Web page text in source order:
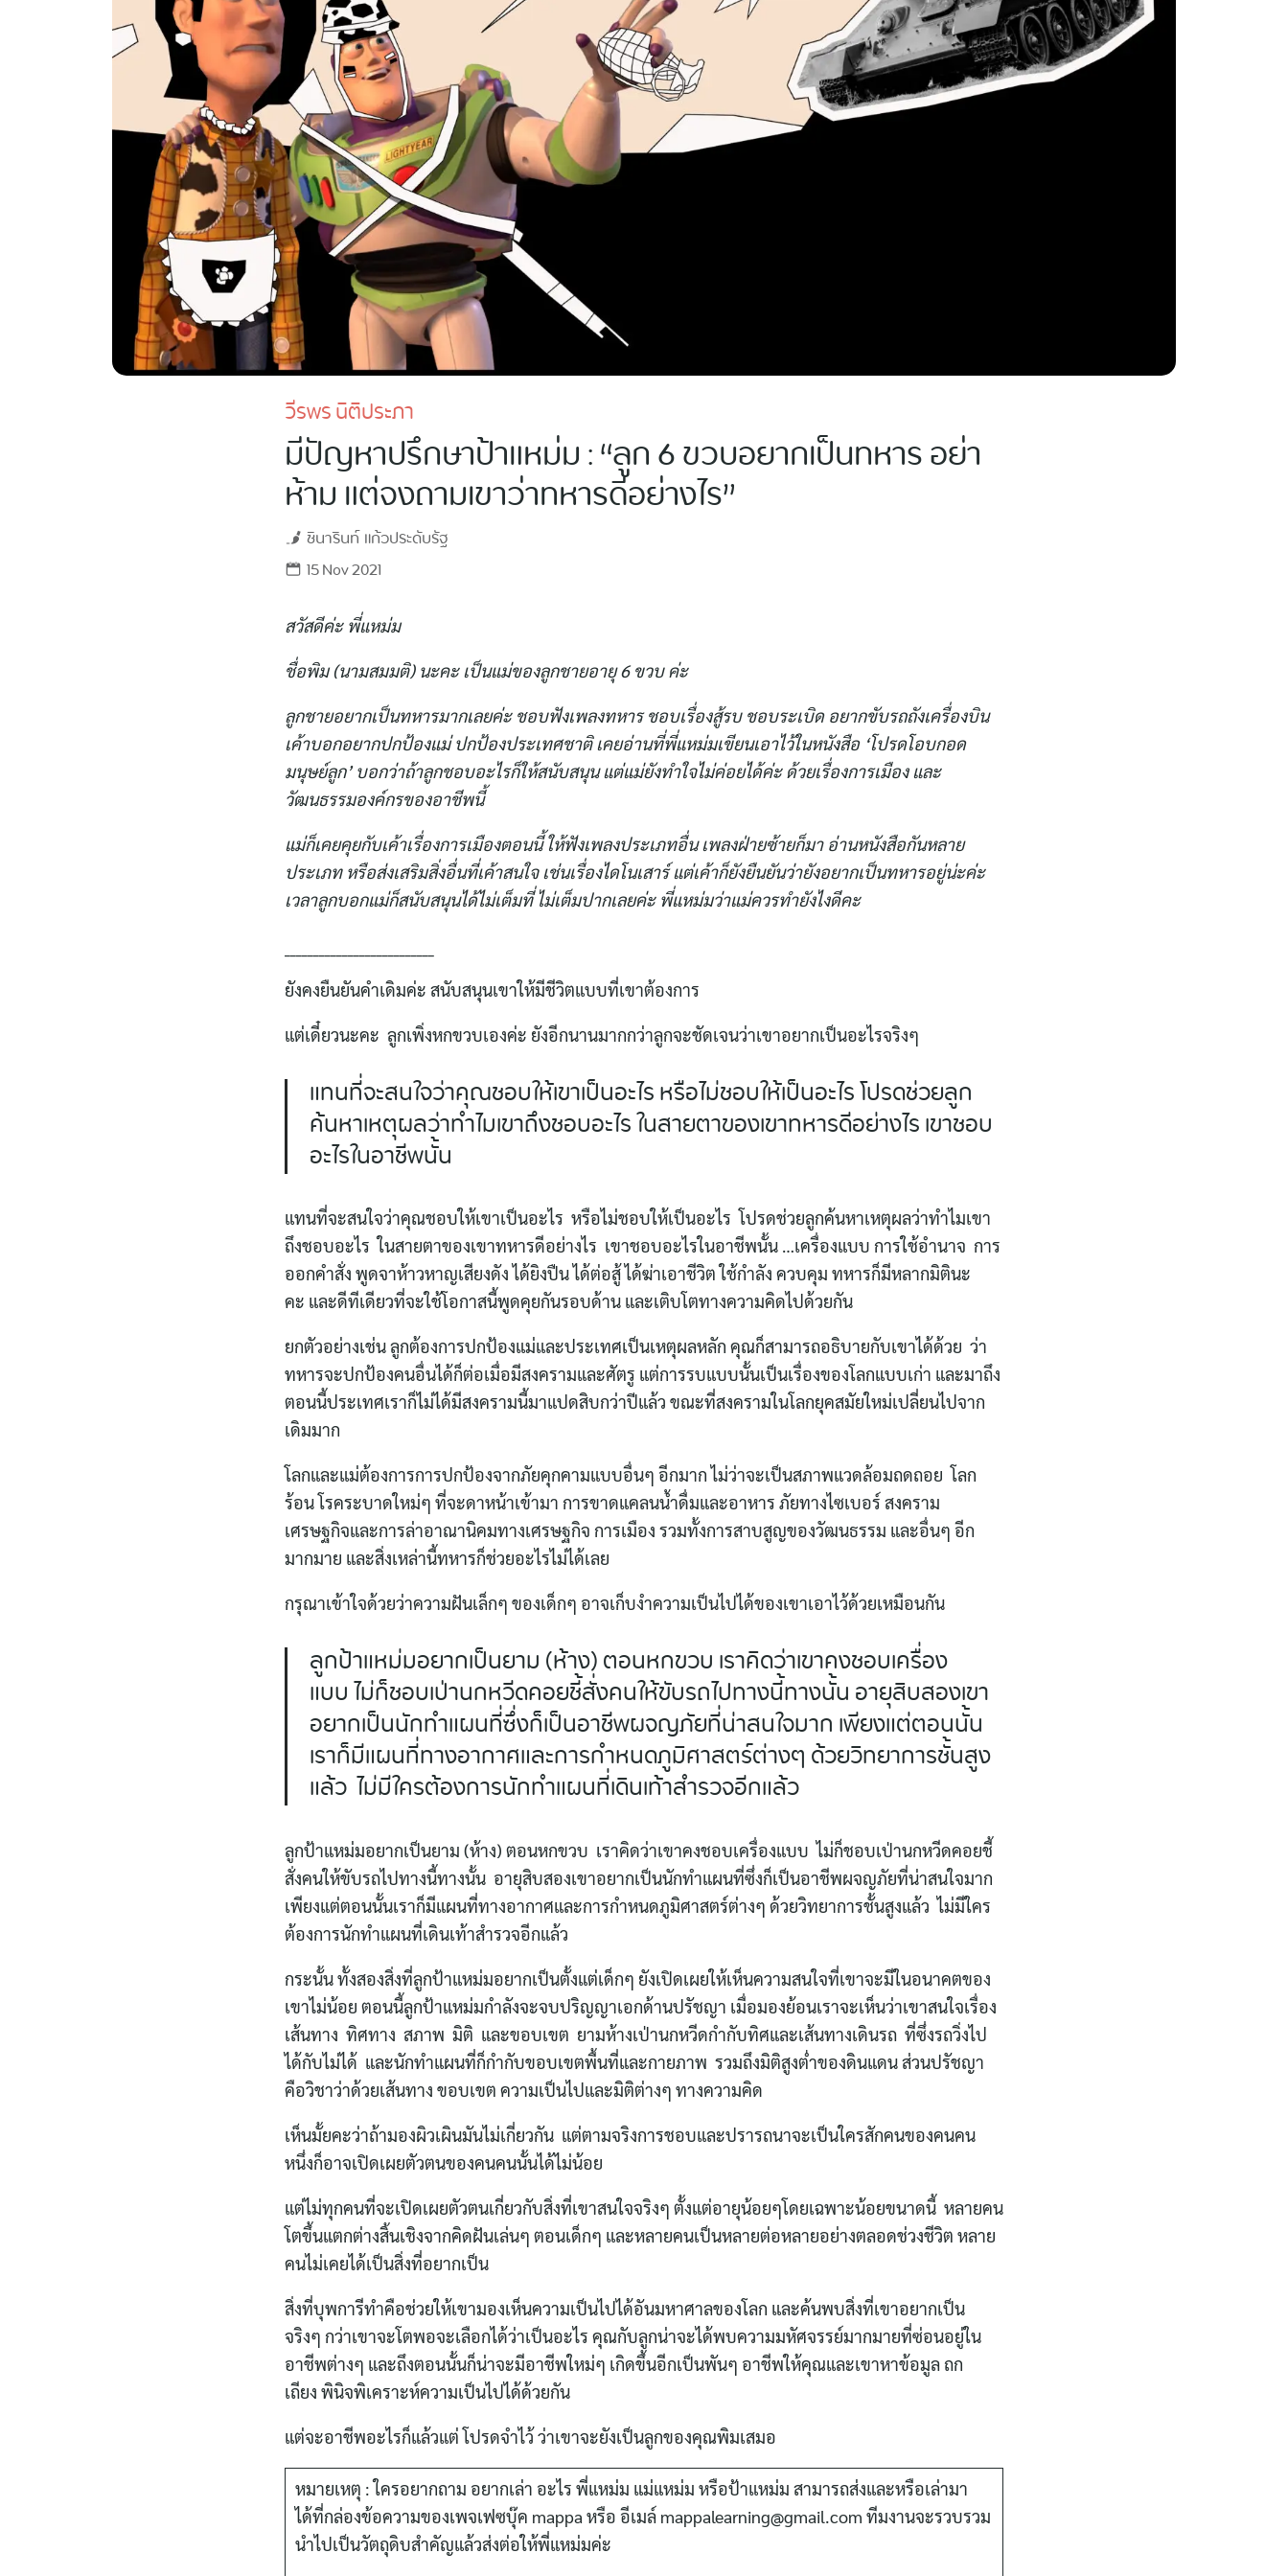
for:
วีรพร นิติประภา
มีปัญหาปรึกษาป้าแหม่ม : “ลูก 6 ขวบอยากเป็นทหาร อย่า
ห้าม แต่จงถามเขาว่าทหารดีอย่างไร”
ชินารินท์แก้วประดับรัฐ
15 Nov 2021
สวัสดีค่ะ พี่แหม่ม
ชื่อพิม (นามสมมติ) นะคะ เป็นแม่ของลูกชายอายุ 6 ขวบ ค่ะ
ลูกชายอยากเป็นทหารมากเลยค่ะ ชอบฟังเพลงทหาร ชอบเรื่องสู้รบ ชอบระเบิด อยากขับรถถังเครื่องบิน
เค้าบอกอยากปกป้องแม่ ปกป้องประเทศชาติ เคยอ่านที่พี่แหม่มเขียนเอาไว้ในหนังสือ ‘โปรดโอบกอด
มนุษย์ลูก’ บอกว่าถ้าลูกชอบอะไรก็ให้สนับสนุน แต่แม่ยังทำใจไม่ค่อยได้ค่ะ ด้วยเรื่องการเมือง และ
วัฒนธรรมองค์กรของอาชีพนี้
แม่ก็เคยคุยกับเค้าเรื่องการเมืองตอนนี้ ให้ฟังเพลงประเภทอื่น เพลงฝ่ายซ้ายก็มา อ่านหนังสือกันหลาย
ประเภท หรือส่งเสริมสิ่งอื่นที่เค้าสนใจ เช่นเรื่องไดโนเสาร์ แต่เค้าก็ยังยืนยันว่ายังอยากเป็นทหารอยู่น่ะค่ะ
เวลาลูกบอกแม่ก็สนับสนุนได้ไม่เต็มที่ ไม่เต็มปากเลยค่ะ พี่แหม่มว่าแม่ควรทำยังไงดีคะ
ยังคงยืนยันคำเดิมค่ะ สนับสนุนเขาให้มีชีวิตแบบที่เขาต้องการ
แต่เดี๋ยวนะคะ ลูกเพิ่งหกขวบเองค่ะ ยังอีกนานมากกว่าลูกจะชัดเจนว่าเขาอยากเป็นอะไรจริงๆ
แทนที่จะสนใจว่าคุณชอบให้เขาเป็นอะไร หรือไม่ชอบให้เป็นอะไร โปรดช่วยลูก
ค้นหาเหตุผลว่าทำไมเขาถึงชอบอะไร ในสายตาของเขาทหารดีอย่างไร เขาชอบ
อะไรในอาชีพนั้น
แทนที่จะสนใจว่าคุณชอบให้เขาเป็นอะไร หรือไม่ชอบให้เป็นอะไร โปรดช่วยลูกค้นหาเหตุผลว่าทำไมเขา
ถึงชอบอะไร ในสายตาของเขาทหารดีอย่างไร เขาชอบอะไรในอาชีพนั้น …เครื่องแบบ การใช้อำนาจ การ
ออกคำสั่ง พูดจาห้าวหาญเสียงดัง ได้ยิงปืน ได้ต่อสู้ ได้ฆ่าเอาชีวิต ใช้กำลัง ควบคุม ทหารก็มีหลากมิตินะ
คะ และดีทีเดียวที่จะใช้โอกาสนี้พูดคุยกันรอบด้าน และเติบโตทางความคิดไปด้วยกัน
ยกตัวอย่างเช่น ลูกต้องการปกป้องแม่และประเทศเป็นเหตุผลหลัก คุณก็สามารถอธิบายกับเขาได้ด้วย ว่า
ทหารจะปกป้องคนอื่นได้ก็ต่อเมื่อมีสงครามและศัตรู แต่การรบแบบนั้นเป็นเรื่องของโลกแบบเก่า และมาถึง
ตอนนี้ประเทศเราก็ไม่ได้มีสงครามนี้มาแปดสิบกว่าปีแล้ว ขณะที่สงครามในโลกยุคสมัยใหม่เปลี่ยนไปจาก
เดิมมาก
โลกและแม่ต้องการการปกป้องจากภัยคุกคามแบบอื่นๆ อีกมาก ไม่ว่าจะเป็นสภาพแวดล้อมถดถอย โลก
ร้อน โรคระบาดใหม่ๆ ที่จะดาหน้าเข้ามา การขาดแคลนน้ำดื่มและอาหาร ภัยทางไซเบอร์ สงคราม
เศรษฐกิจและการล่าอาณานิคมทางเศรษฐกิจ การเมือง รวมทั้งการสาบสูญของวัฒนธรรม และอื่นๆ อีก
มากมาย และสิ่งเหล่านี้ทหารก็ช่วยอะไรไม่ได้เลย
กรุณาเข้าใจด้วยว่าความฝันเล็กๆ ของเด็กๆ อาจเก็บงำความเป็นไปได้ของเขาเอาไว้ด้วยเหมือนกัน
ลูกป้าแหม่มอยากเป็นยาม (ห้าง) ตอนหกขวบ เราคิดว่าเขาคงชอบเครื่อง
แบบ ไม่ก็ชอบเป่านกหวีดคอยชี้สั่งคนให้ขับรถไปทางนี้ทางนั้น อายุสิบสองเขา
อยากเป็นนักทำแผนที่ซึ่งก็เป็นอาชีพผจญภัยที่น่าสนใจมาก เพียงแต่ตอนนั้น
เราก็มีแผนที่ทางอากาศและการกำหนดภูมิศาสตร์ต่างๆ ด้วยวิทยาการชั้นสูง
แล้ว ไม่มีใครต้องการนักทำแผนที่เดินเท้าสำรวจอีกแล้ว
ลูกป้าแหม่มอยากเป็นยาม (ห้าง) ตอนหกขวบ เราคิดว่าเขาคงชอบเครื่องแบบ ไม่ก็ชอบเป่านกหวีดคอยชี้
สั่งคนให้ขับรถไปทางนี้ทางนั้น อายุสิบสองเขาอยากเป็นนักทำแผนที่ซึ่งก็เป็นอาชีพผจญภัยที่น่าสนใจมาก
เพียงแต่ตอนนั้นเราก็มีแผนที่ทางอากาศและการกำหนดภูมิศาสตร์ต่างๆ ด้วยวิทยาการชั้นสูงแล้ว ไม่มีใคร
ต้องการนักทำแผนที่เดินเท้าสำรวจอีกแล้ว
กระนั้น ทั้งสองสิ่งที่ลูกป้าแหม่มอยากเป็นตั้งแต่เด็กๆ ยังเปิดเผยให้เห็นความสนใจที่เขาจะมีในอนาคตของ
เขาไม่น้อย ตอนนี้ลูกป้าแหม่มกำลังจะจบปริญญาเอกด้านปรัชญา เมื่อมองย้อนเราจะเห็นว่าเขาสนใจเรื่อง
เส้นทาง ทิศทาง สภาพ มิติ และขอบเขต ยามห้างเป่านกหวีดกำกับทิศและเส้นทางเดินรถ ที่ซึ่งรถวิ่งไป
ได้กับไม่ได้ และนักทำแผนที่ก็กำกับขอบเขตพื้นที่และกายภาพ รวมถึงมิติสูงต่ำของดินแดน ส่วนปรัชญา
คือวิชาว่าด้วยเส้นทาง ขอบเขต ความเป็นไปและมิติต่างๆ ทางความคิด
เห็นมั้ยคะว่าถ้ามองผิวเผินมันไม่เกี่ยวกัน แต่ตามจริงการชอบและปรารถนาจะเป็นใครสักคนของคนคน
หนึ่งก็อาจเปิดเผยตัวตนของคนคนนั้นได้ไม่น้อย
แต่ไม่ทุกคนที่จะเปิดเผยตัวตนเกี่ยวกับสิ่งที่เขาสนใจจริงๆ ตั้งแต่อายุน้อยๆโดยเฉพาะน้อยขนาดนี้ หลายคน
โตขึ้นแตกต่างสิ้นเชิงจากคิดฝันเล่นๆ ตอนเด็กๆ และหลายคนเป็นหลายต่อหลายอย่างตลอดช่วงชีวิต หลาย
คนไม่เคยได้เป็นสิ่งที่อยากเป็น
สิ่งที่บุพการีทำคือช่วยให้เขามองเห็นความเป็นไปได้อันมหาศาลของโลก และค้นพบสิ่งที่เขาอยากเป็น
จริงๆ กว่าเขาจะโตพอจะเลือกได้ว่าเป็นอะไร คุณกับลูกน่าจะได้พบความมหัศจรรย์มากมายที่ซ่อนอยู่ใน
อาชีพต่างๆ และถึงตอนนั้นก็น่าจะมีอาชีพใหม่ๆ เกิดขึ้นอีกเป็นพันๆ อาชีพให้คุณและเขาหาข้อมูล ถก
เถียง พินิจพิเคราะห์ความเป็นไปได้ด้วยกัน
แต่จะอาชีพอะไรก็แล้วแต่ โปรดจำไว้ ว่าเขาจะยังเป็นลูกของคุณพิมเสมอ
หมายเหตุ : ใครอยากถาม อยากเล่า อะไร พี่แหม่ม แม่แหม่ม หรือป้าแหม่ม สามารถส่งและหรือเล่ามา
ได้ที่กล่องข้อความของเพจเฟซบุ๊ค mappa หรือ อีเมล์ mappalearning@gmail.com ทีมงานจะรวบรวม
นำไปเป็นวัตถุดิบสำคัญแล้วส่งต่อให้พี่แหม่มค่ะ